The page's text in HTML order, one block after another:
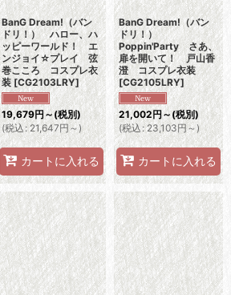
BanG Dream!（バン
ドリ！） ハロー、ハ
ッピーワールド！ エ
ンジョイ☆プレイ 弦
巻こころ コスプレ衣
装 [CG2103LRY]
19,679円～(税別)
(税込 : 21,647円～)
カートに入れる
BanG Dream!（バン
ドリ！）
Poppin'Party さあ、
扉を開いて！ 戸山香
澄 コスプレ衣装
[CG2105LRY]
21,002円～(税別)
(税込 : 23,103円～ )
カートに入れる